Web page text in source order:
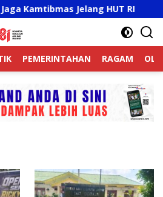
Jelang HUT RI
PEMERINTAHAN RAGAM